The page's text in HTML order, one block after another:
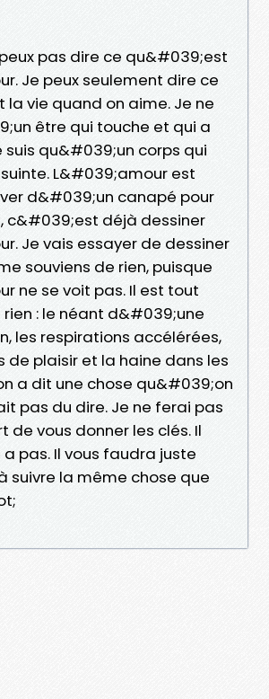
pas dire ce qu&#039;est
Je peux seulement dire ce
vie quand on aime. Je ne
être qui touche et qui a
suis qu&#039;un corps qui
L&#039;amour est
d&#039;un canapé pour
c&#039;est déjà dessiner
Je vais essayer de dessiner
souviens de rien, puisque
ne se voit pas. Il est tout
: le néant d&#039;une
les respirations accélérées,
de plaisir et la haine dans les
a dit une chose qu&#039;on
pas du dire. Je ne ferai pas
vous donner les clés. Il
pas. Il vous faudra juste
suivre la même chose que